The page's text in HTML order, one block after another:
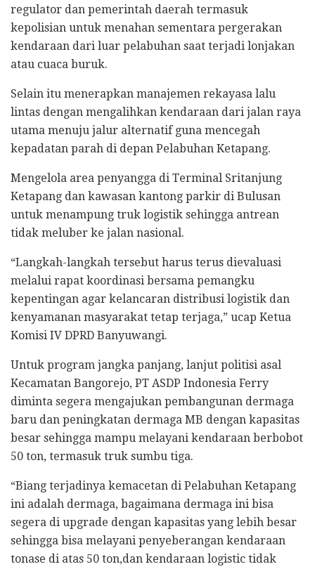
regulator dan pemerintah daerah termasuk
kepolisian untuk menahan sementara pergerakan
kendaraan dari luar pelabuhan saat terjadi lonjakan
atau cuaca buruk.
Selain itu menerapkan manajemen rekayasa lalu
lintas dengan mengalihkan kendaraan dari jalan raya
utama menuju jalur alternatif guna mencegah
kepadatan parah di depan Pelabuhan Ketapang.
Mengelola area penyangga di Terminal Sritanjung
Ketapang dan kawasan kantong parkir di Bulusan
untuk menampung truk logistik sehingga antrean
tidak meluber ke jalan nasional.
“Langkah-langkah tersebut harus terus dievaluasi
melalui rapat koordinasi bersama pemangku
kepentingan agar kelancaran distribusi logistik dan
kenyamanan masyarakat tetap terjaga,” ucap Ketua
Komisi IV DPRD Banyuwangi.
Untuk program jangka panjang, lanjut politisi asal
Kecamatan Bangorejo, PT ASDP Indonesia Ferry
diminta segera mengajukan pembangunan dermaga
baru dan peningkatan dermaga MB dengan kapasitas
besar sehingga mampu melayani kendaraan berbobot
50 ton, termasuk truk sumbu tiga.
“Biang terjadinya kemacetan di Pelabuhan Ketapang
ini adalah dermaga, bagaimana dermaga ini bisa
segera di upgrade dengan kapasitas yang lebih besar
sehingga bisa melayani penyeberangan kendaraan
tonase di atas 50 ton,dan kendaraan logistic tidak